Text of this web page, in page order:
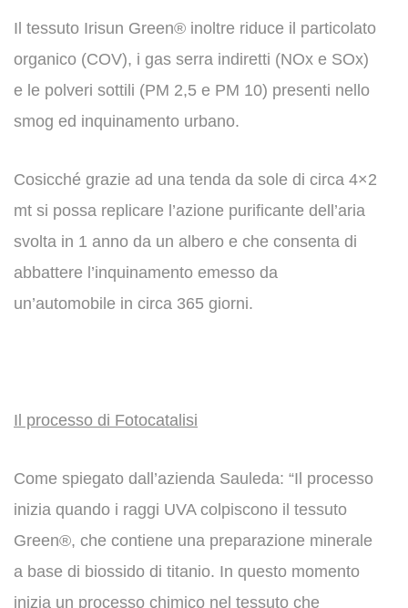
Il tessuto Irisun Green® inoltre riduce il particolato
organico (COV), i gas serra indiretti (NOx e SOx)
e le polveri sottili (PM 2,5 e PM 10) presenti nello
smog ed inquinamento urbano.
Cosicché grazie ad una tenda da sole di circa 4×2
mt si possa replicare l’azione purificante dell’aria
svolta in 1 anno da un albero e che consenta di
abbattere l’inquinamento emesso da
un’automobile in circa 365 giorni.
Il processo di Fotocatalisi
Come spiegato dall’azienda Sauleda: “Il processo
inizia quando i raggi UVA colpiscono il tessuto
Green®, che contiene una preparazione minerale
a base di biossido di titanio. In questo momento
inizia un processo chimico nel tessuto che